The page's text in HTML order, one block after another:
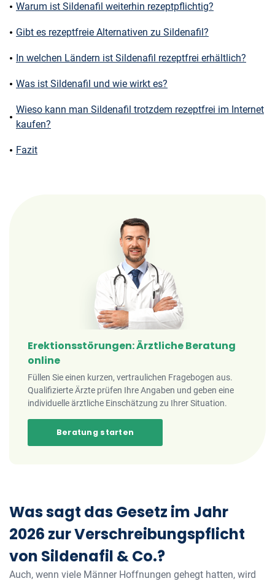
Warum ist Sildenafil weiterhin rezeptpflichtig?
Gibt es rezeptfreie Alternativen zu Sildenafil?
In welchen Ländern ist Sildenafil rezeptfrei erhältlich?
Was ist Sildenafil und wie wirkt es?
Wieso kann man Sildenafil trotzdem rezeptfrei im Internet
kaufen?
Fazit
Erektionsstörungen: Ärztliche Beratung
online
Füllen Sie einen kurzen, vertraulichen Fragebogen aus.
Qualifizierte Ärzte prüfen Ihre Angaben und geben eine
individuelle ärztliche Einschätzung zu Ihrer Situation.
Beratung starten
Was sagt das Gesetz im Jahr
2026 zur Verschreibungspflicht
von Sildenafil & Co.?
Auch, wenn viele Männer Hoffnungen gehegt hatten, wird